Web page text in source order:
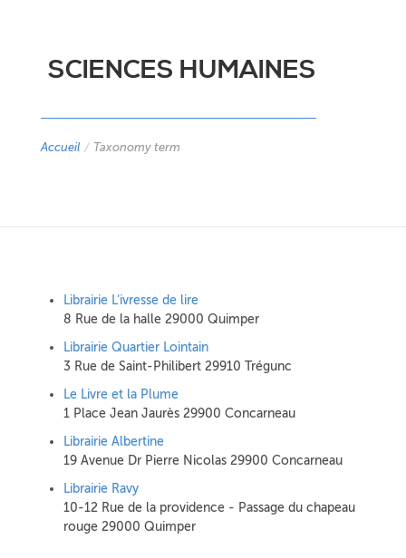
SCIENCES HUMAINES
Accueil / Taxonomy term
Librairie L’ivresse de lire
8 Rue de la halle 29000 Quimper
Librairie Quartier Lointain
3 Rue de Saint-Philibert 29910 Trégunc
Le Livre et la Plume
1 Place Jean Jaurès 29900 Concarneau
Librairie Albertine
19 Avenue Dr Pierre Nicolas 29900 Concarneau
Librairie Ravy
10-12 Rue de la providence - Passage du chapeau
rouge 29000 Quimper